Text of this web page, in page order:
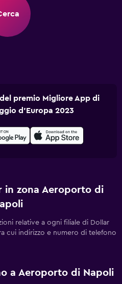
premio Migliore App di
d'Europa 2023
in zona Aeroporto di
relative a ogni filiale di Dollar
cui indirizzo e numero di telefono
a Aeroporto di Napoli